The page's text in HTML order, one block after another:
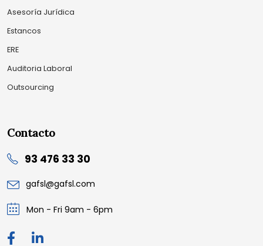
Asesoría Jurídica
Estancos
ERE
Auditoria Laboral
Outsourcing
Contacto
93 476 33 30
gafsl@gafsl.com
Mon - Fri 9am - 6pm